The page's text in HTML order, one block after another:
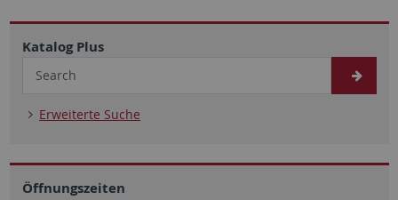
Katalog Plus
Erweiterte Suche
Öffnungszeiten